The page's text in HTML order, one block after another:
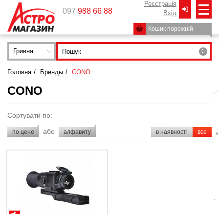
097 988 66 88
Реєстрація
Вxід
Кошик порожній
Гривна
Головна / Бренды / CONO
CONO
Сортувати по:
по цене або алфавиту в наявності все